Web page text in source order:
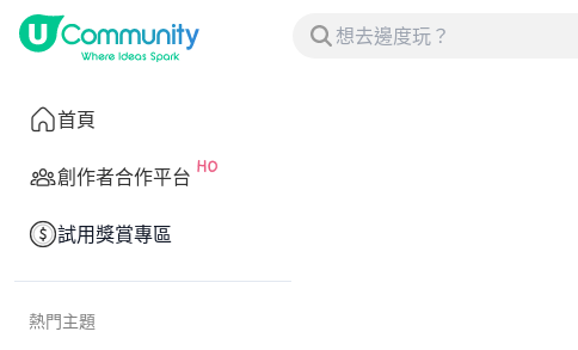
首頁
創作者合作平台
試用獎賞專區
熱門主題